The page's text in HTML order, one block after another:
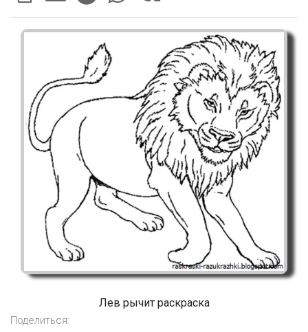
Лев рычит раскраска
Поделиться: